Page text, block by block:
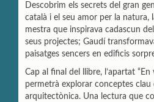
Descobrim els secrets del gran
català i el seu amor per la natura,
mestra que inspirava cadascun
seus projectes; Gaudí
paisatges sencers en edificis
Cap al final del llibre, l’apartat “En
permetrà explorar conceptes clau
arquitectònica. Una lectura que